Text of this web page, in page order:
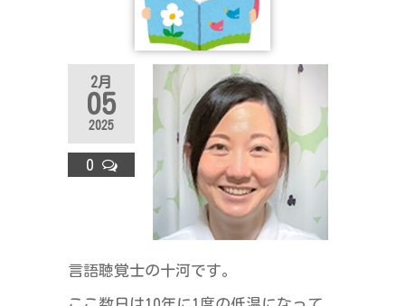
ら
っ
と
テ
ラ
ス
2月
05
2025
0
言語聴覚士の十河です。